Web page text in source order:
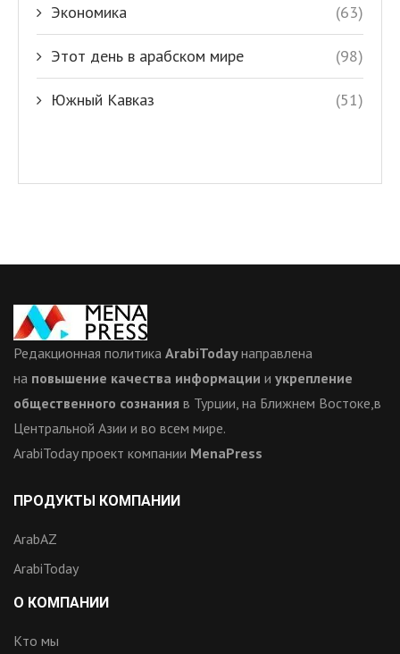
Экономика (63)
Этот день в арабском мире (98)
Южный Кавказ (51)
Редакционная политика ArabiTodayнаправлена
на повышение качества информации и укрепление
общественного сознания в Турции, на Ближнем Востоке,в
Центральной Азии и во всем мире.
ArabiToday проект компании MenaPress
ПРОДУКТЫ КОМПАНИИ
ArabAZ
ArabiToday
О КОМПАНИИ
Кто мы